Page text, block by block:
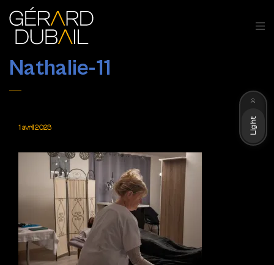
Nathalie-11
1 avril 2023 Light
Dark